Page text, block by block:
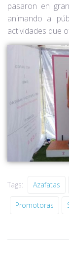
pasaron en
animando al
actividades que
Tags: Azafatas
Promotoras